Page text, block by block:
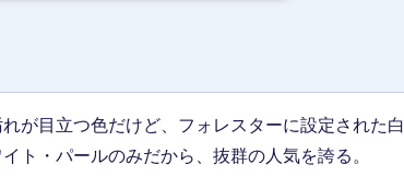
が目立つ色だけど、フォレスターに設定された白
ト・パールのみだから、抜群の人気を誇る。